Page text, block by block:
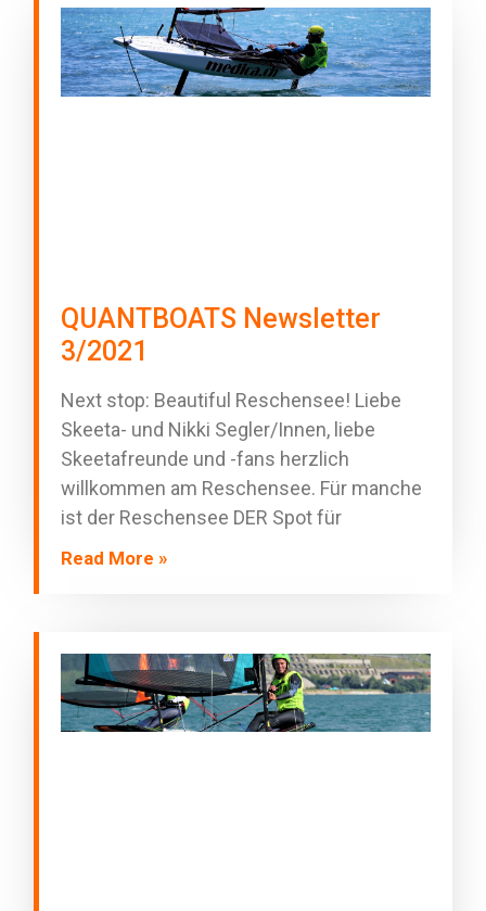
QUANTBOATS Newsletter
3/2021
Next stop: Beautiful Reschensee! Liebe
Skeeta- und Nikki Segler/Innen, liebe
Skeetafreunde und -fans herzlich
willkommen am Reschensee. Für manche
ist der Reschensee DER Spot für
Read More »